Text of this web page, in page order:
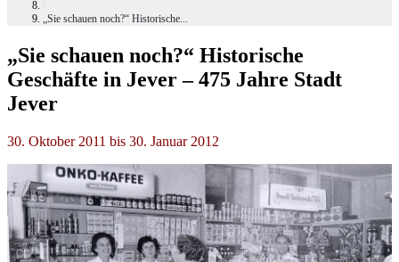
„Sie schauen noch?“ Historische...
„Sie schauen noch?“ Historische
Geschäfte in Jever – 475 Jahre Stadt
Jever
30. Oktober 2011 bis 30. Januar 2012